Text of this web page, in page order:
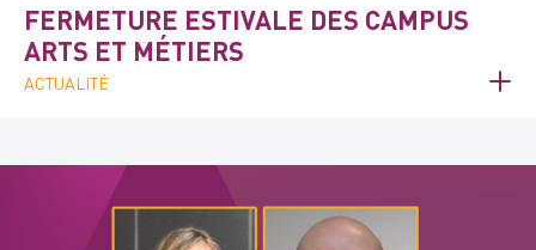
FERMETURE ESTIVALE DES CAMPUS
ARTS ET MÉTIERS
ACTUALITÉ